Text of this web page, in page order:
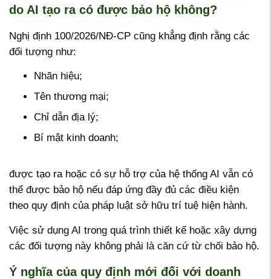
do AI tạo ra có được bảo hộ không?
Nghị định 100/2026/NĐ-CP cũng khẳng định rằng các
đối tượng như:
Nhãn hiệu;
Tên thương mại;
Chỉ dẫn địa lý;
Bí mật kinh doanh;
được tạo ra hoặc có sự hỗ trợ của hệ thống AI vẫn có
thể được bảo hộ nếu đáp ứng đầy đủ các điều kiện
theo quy định của pháp luật sở hữu trí tuệ hiện hành.
Việc sử dụng AI trong quá trình thiết kế hoặc xây dựng
các đối tượng này không phải là căn cứ từ chối bảo hộ.
Ý nghĩa của quy định mới đối với doanh